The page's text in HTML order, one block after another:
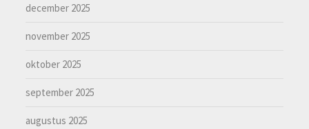
december 2025
november 2025
oktober 2025
september 2025
augustus 2025